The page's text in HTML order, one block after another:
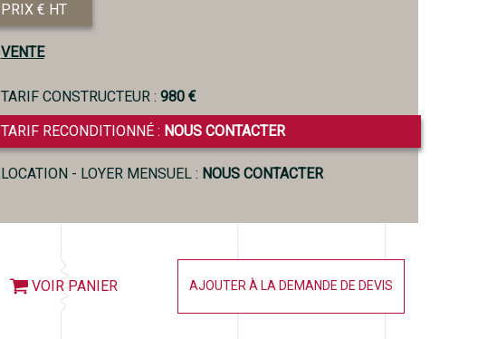
PRIX € HT
VENTE
TARIF CONSTRUCTEUR : 980 €
TARIF RECONDITIONNÉ : NOUS CONTACTER
LOCATION - LOYER MENSUEL : NOUS CONTACTER
VOIR PANIER AJOUTER À LA DEMANDE DE DEVIS